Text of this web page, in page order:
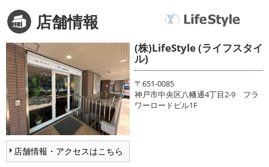
店舗情報
店舗情報・アクセスはこちら
(株)LifeStyle (ライフスタイ
ル)
〒651-0085
神戸市中央区八幡通4丁目2-9 フラ
ワーロードビル1F